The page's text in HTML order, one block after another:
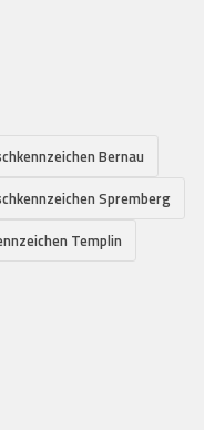
Bernau
Spremberg
Templin